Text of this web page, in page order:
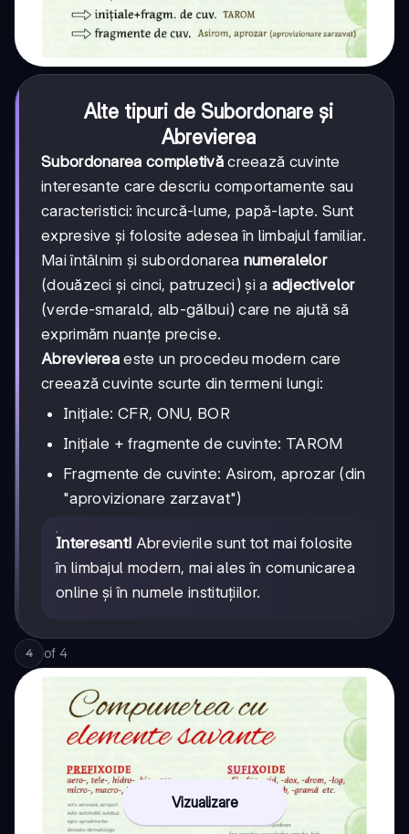
Alte tipuri de Subordonare și
Abrevierea
Subordonarea completivăcreează cuvinte
interesante care descriu comportamente sau
caracteristici: încurcă-lume, papă-lapte. Sunt
expresive și folosite adesea în limbajul familiar.
Mai întâlnim și subordonarea numeralelor
(douăzeci și cinci, patruzeci) și a adjectivelor
(verde-smarald, alb-gălbui) care ne ajută să
exprimăm nuanțe precise.
Abrevierea este un procedeu modern care
creează cuvinte scurte din termeni lungi:
Inițiale: CFR, ONU, BOR
Inițiale + fragmente de cuvinte: TAROM
Fragmente de cuvinte: Asirom, aprozar (din
"aprovizionare zarzavat")
Interesant! Abrevierile sunt tot mai folosite
în limbajul modern, mai ales în comunicarea
online și în numele instituțiilor.
4 of 4
Vizualizare